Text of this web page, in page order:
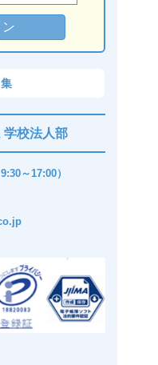
学校法人部
～17:00）